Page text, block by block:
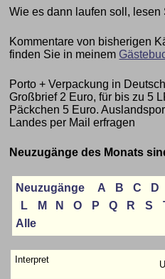
Wie es dann laufen soll, lesen
Kommentare von bisherigen
finden Sie in meinem
Porto + Verpackung in
Großbrief 2 Euro, für bis zu 5
Päckchen 5 Euro.
Landes per Mail erfragen
Neuzugänge des Monats
Neuzugänge A B C D
L
M N O P Q R S
Alle